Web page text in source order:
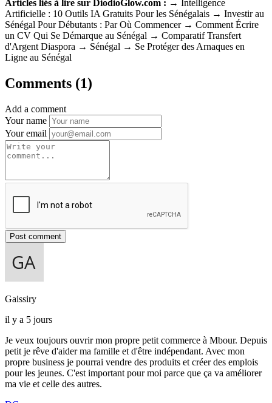
Articles liés à lire sur DiodioGlow.com : → Intelligence
Artificielle : 10 Outils IA Gratuits Pour les Sénégalais → Investir au
Sénégal Pour Débutants : Par Où Commencer → Comment Écrire
un CV Qui Se Démarque au Sénégal → Comparatif Transfert
d'Argent Diaspora → Sénégal → Se Protéger des Arnaques en
Ligne au Sénégal
Comments (1)
Add a comment
Your name
Your email
Post comment
Gaissiry
il y a 5 jours
Je veux toujours ouvrir mon propre petit commerce à Mbour. Depuis
petit je rêve d'aider ma famille et d'être indépendant. Avec mon
propre business je pourrai vendre des produits et créer des emplois
pour les jeunes. C'est important pour moi parce que ça va améliorer
ma vie et celle des autres.